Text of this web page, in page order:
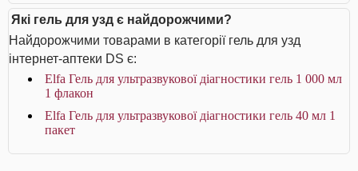
Які гель для узд є найдорожчими?
Найдорожчими товарами в категорії гель для узд
інтернет-аптеки DS є:
Elfa Гель для ультразвукової діагностики гель 1 000 мл
1 флакон
Elfa Гель для ультразвукової діагностики гель 40 мл 1
пакет